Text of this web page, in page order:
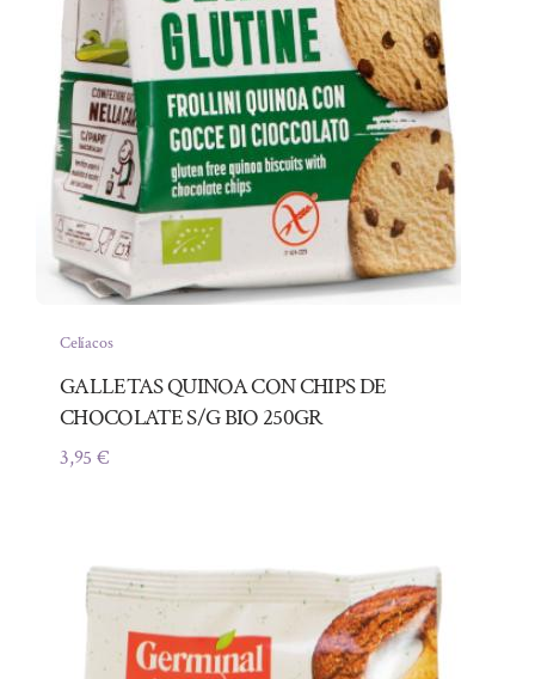
Celíacos
GALLETAS QUINOA CON CHIPS DE
CHOCOLATE S/G BIO 250GR
3,95€